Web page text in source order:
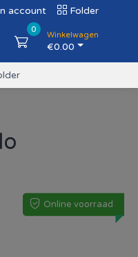
account Folder
0
Winkelwagen
€0.00
Online voorraad